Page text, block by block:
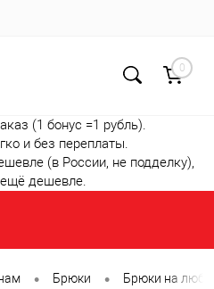
0
(1 бонус =1 рубль).
и без переплаты.
(в России, не подделку),
дешевле.
• Брюки • Брюки на